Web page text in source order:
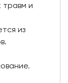
травм и
из